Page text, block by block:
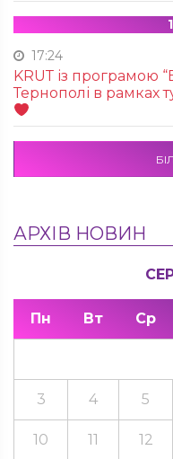
17:24
KRUТ із програмою
Тернополі в рамках
АРХІВ НОВИН
Пн Вт Ср
3 4 5
10 11 12